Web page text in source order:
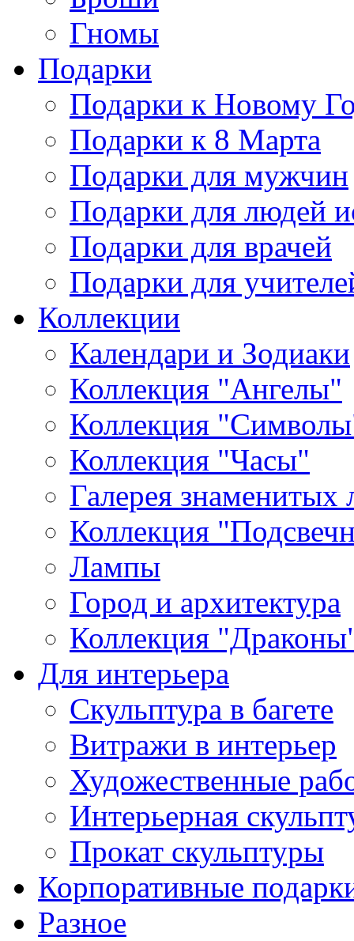
Гномы
Подарки
Подарки к Новому
Подарки к 8 Марта
Подарки для мужчин
Подарки для людей
Подарки для врачей
Подарки для
Коллекции
Календари и Зодиаки
Коллекция "Ангелы"
Коллекция
Коллекция "Часы"
Галерея знаменитых
Коллекция
Лампы
Город и архитектура
Коллекция
Для интерьера
Скульптура в багете
Витражи в интерьер
Художественные
Интерьерная
Прокат скульптуры
Корпоративные
Разное